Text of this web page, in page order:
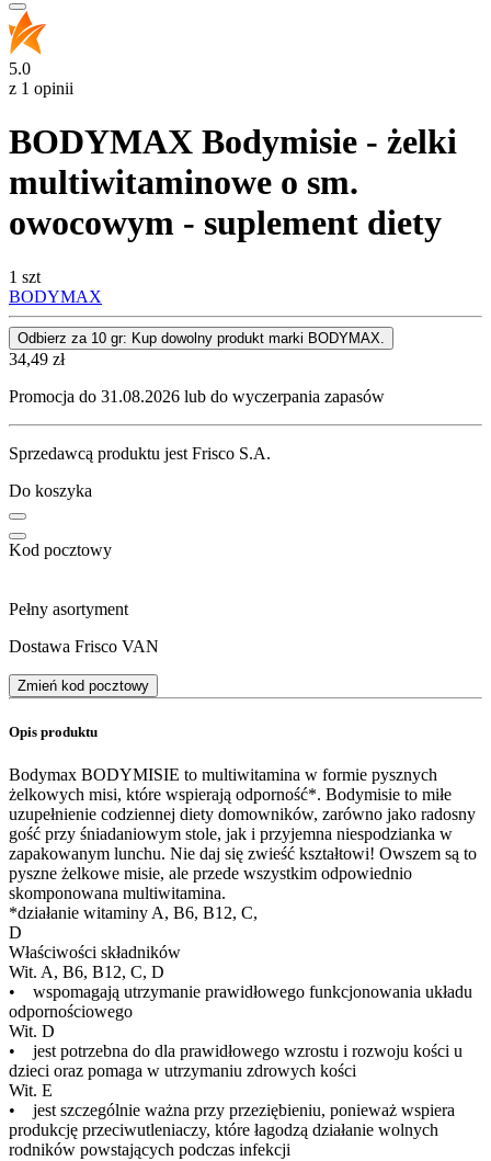
5.0
z 1 opinii
BODYMAX Bodymisie - żelki
multiwitaminowe o sm.
owocowym - suplement diety
1 szt
BODYMAX
Odbierz za 10 gr: Kup dowolny produkt marki BODYMAX.
Cena
34,49 zł
Promocja do 31.08.2026 lub do wyczerpania zapasów
Sprzedawcą produktu jest Frisco S.A.
Do koszyka
Kod pocztowy
Pełny asortyment
Dostawa Frisco VAN
Zmień kod pocztowy
Opis produktu
Bodymax BODYMISIE to multiwitamina w formie pysznych
żelkowych misi, które wspierają odporność*. Bodymisie to miłe
uzupełnienie codziennej diety domowników, zarówno jako radosny
gość przy śniadaniowym stole, jak i przyjemna niespodzianka w
zapakowanym lunchu. Nie daj się zwieść kształtowi! Owszem są to
pyszne żelkowe misie, ale przede wszystkim odpowiednio
skomponowana multiwitamina.
*działanie witaminy A, B6, B12, C,
Właściwości składników
Wit. A, B6, B12, C, D
• wspomagają utrzymanie prawidłowego funkcjonowania układu
odpornościowego
Wit. D
• jest potrzebna do dla prawidłowego wzrostu i rozwoju kości u
dzieci oraz pomaga w utrzymaniu zdrowych kości
Wit. E
• jest szczególnie ważna przy przeziębieniu, ponieważ wspiera
produkcję przeciwutleniaczy, które łagodzą działanie wolnych
rodników powstających podczas infekcji